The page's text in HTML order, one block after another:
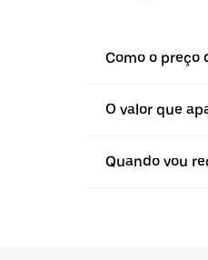
Como o preço
O valor que
Quando vou